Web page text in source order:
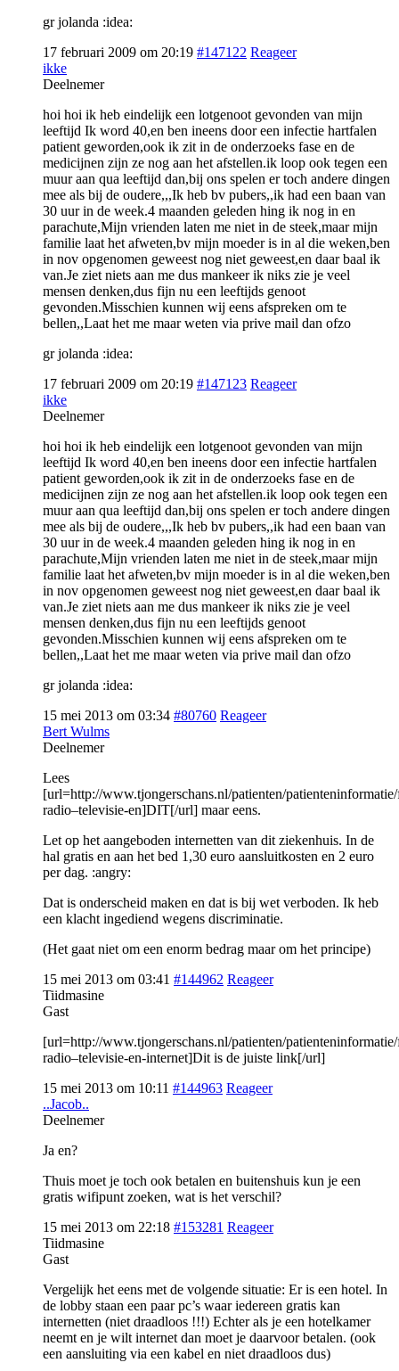
gr jolanda :idea:
17 februari 2009 om 20:19 #147122 Reageer
ikke
Deelnemer
hoi hoi ik heb eindelijk een lotgenoot gevonden van mijn
leeftijd Ik word 40,en ben ineens door een infectie hartfalen
patient geworden,ook ik zit in de onderzoeks fase en de
medicijnen zijn ze nog aan het afstellen.ik loop ook tegen een
muur aan qua leeftijd dan,bij ons spelen er toch andere dingen
mee als bij de oudere,,,Ik heb bv pubers,,ik had een baan van
30 uur in de week.4 maanden geleden hing ik nog in en
parachute,Mijn vrienden laten me niet in de steek,maar mijn
familie laat het afweten,bv mijn moeder is in al die weken,ben
in nov opgenomen geweest nog niet geweest,en daar baal ik
van.Je ziet niets aan me dus mankeer ik niks zie je veel
mensen denken,dus fijn nu een leeftijds genoot
gevonden.Misschien kunnen wij eens afspreken om te
bellen,,Laat het me maar weten via prive mail dan ofzo
gr jolanda :idea:
17 februari 2009 om 20:19 #147123 Reageer
ikke
Deelnemer
hoi hoi ik heb eindelijk een lotgenoot gevonden van mijn
leeftijd Ik word 40,en ben ineens door een infectie hartfalen
patient geworden,ook ik zit in de onderzoeks fase en de
medicijnen zijn ze nog aan het afstellen.ik loop ook tegen een
muur aan qua leeftijd dan,bij ons spelen er toch andere dingen
mee als bij de oudere,,,Ik heb bv pubers,,ik had een baan van
30 uur in de week.4 maanden geleden hing ik nog in en
parachute,Mijn vrienden laten me niet in de steek,maar mijn
familie laat het afweten,bv mijn moeder is in al die weken,ben
in nov opgenomen geweest nog niet geweest,en daar baal ik
van.Je ziet niets aan me dus mankeer ik niks zie je veel
mensen denken,dus fijn nu een leeftijds genoot
gevonden.Misschien kunnen wij eens afspreken om te
bellen,,Laat het me maar weten via prive mail dan ofzo
gr jolanda :idea:
15 mei 2013 om 03:34 #80760 Reageer
Bert Wulms
Deelnemer
Lees
[url=http://www.tjongerschans.nl/patienten/
radio–televisie-en]DIT[/url] maar eens.
Let op het aangeboden internetten van dit ziekenhuis. In de
hal gratis en aan het bed 1,30 euro aansluitkosten en 2 euro
per dag. :angry:
Dat is onderscheid maken en dat is bij wet verboden. Ik heb
een klacht ingediend wegens discriminatie.
(Het gaat niet om een enorm bedrag maar om het principe)
15 mei 2013 om 03:41 #144962 Reageer
Tiidmasine
Gast
[url=http://www.tjongerschans.nl/patienten/
radio–televisie-en-internet]Dit is de juiste link[/url]
15 mei 2013 om 10:11 #144963 Reageer
..Jacob..
Deelnemer
Ja en?
Thuis moet je toch ook betalen en buitenshuis kun je een
gratis wifipunt zoeken, wat is het verschil?
15 mei 2013 om 22:18 #153281 Reageer
Tiidmasine
Gast
Vergelijk het eens met de volgende situatie: Er is een hotel. In
de lobby staan een paar pc’s waar iedereen gratis kan
internetten (niet draadloos !!!) Echter als je een hotelkamer
neemt en je wilt internet dan moet je daarvoor betalen. (ook
een aansluiting via een kabel en niet draadloos dus)